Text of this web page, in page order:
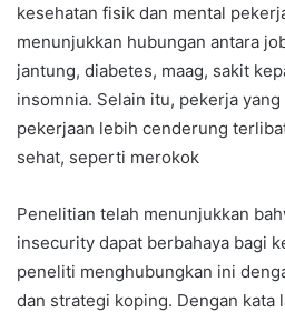
kesehatan fisik dan mental
menunjukkan hubungan antara
jantung, diabetes, maag, sakit
insomnia. Selain itu, pekerja yang
pekerjaan lebih cenderung
sehat, seperti merokok
Penelitian telah menunjukkan
insecurity dapat berbahaya bagi
peneliti menghubungkan ini
dan strategi koping. Dengan kata